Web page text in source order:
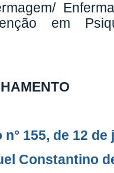
em
155, de 12 de
Constantino